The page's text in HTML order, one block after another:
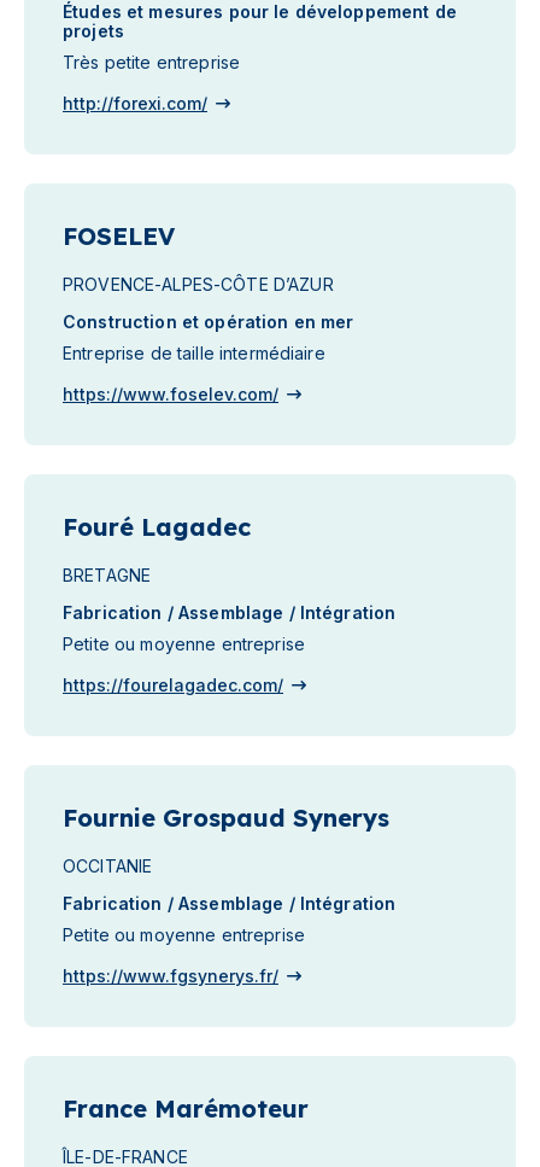
Études et mesures pour le développement de
projets
Très petite entreprise
http://forexi.com/
FOSELEV
PROVENCE-ALPES-CÔTE D’AZUR
Construction et opération en mer
Entreprise de taille intermédiaire
https://www.foselev.com/
Fouré Lagadec
BRETAGNE
Fabrication / Assemblage / Intégration
Petite ou moyenne entreprise
https://fourelagadec.com/
Fournie Grospaud Synerys
OCCITANIE
Fabrication / Assemblage / Intégration
Petite ou moyenne entreprise
https://www.fgsynerys.fr/
France Marémoteur
ÎLE-DE-FRANCE